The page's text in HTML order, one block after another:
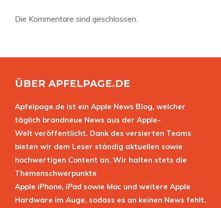
Die Kommentare sind geschlossen.
ÜBER APFELPAGE.DE
Apfelpage.de ist ein Apple News Blog, welcher
täglich brandneue News aus der Apple-
Welt veröffentlicht. Dank des versierten Teams
bieten wir dem Leser ständig aktuellen sowie
hochwertigen Content an. Wir halten stets die
Themenschwerpunkte
Apple iPhone, iPad sowie Mac und weitere Apple
Hardware im Auge, sodass es an keinen News fehlt.